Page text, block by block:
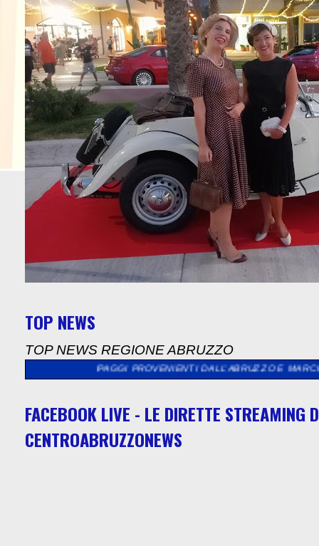
TOP NEWS
TOP NEWS REGIONE ABRUZZO
PROVENIENTI DALL’ABRUZZO E MARCHE >>
FACEBOOK LIVE - LE DIRETTE STREAMING
CENTROABRUZZONEWS